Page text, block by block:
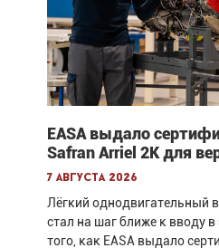
EASA выдало
Safran Arriel 2K для
7 августа 2026
Лёгкий однодвигательный
стал на шаг ближе к вводу
того, как EASA выдало